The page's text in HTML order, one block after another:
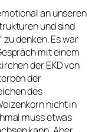
an unseren
und sind
denken. Es war
mit einem
der EKD von
der
des
nicht in
muss etwas